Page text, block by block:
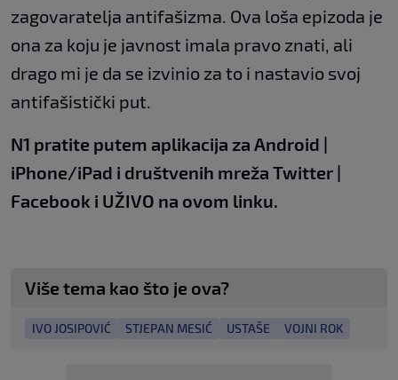
zagovaratelja antifašizma. Ova loša epizoda je
ona za koju je javnost imala pravo znati, ali
drago mi je da se izvinio za to i nastavio svoj
antifašistički put.
N1 pratite putem aplikacija za Android |
iPhone/iPad i društvenih mreža Twitter |
Facebook i UŽIVO na ovom linku.
Više tema kao što je ova?
IVO JOSIPOVIĆ STJEPAN MESIĆ USTAŠE VOJNI ROK